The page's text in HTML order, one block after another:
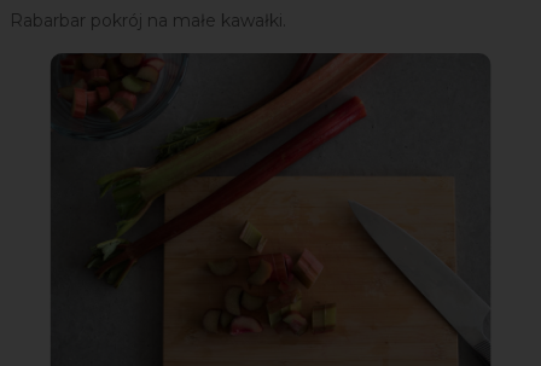
Rabarbar pokrój na małe kawałki.